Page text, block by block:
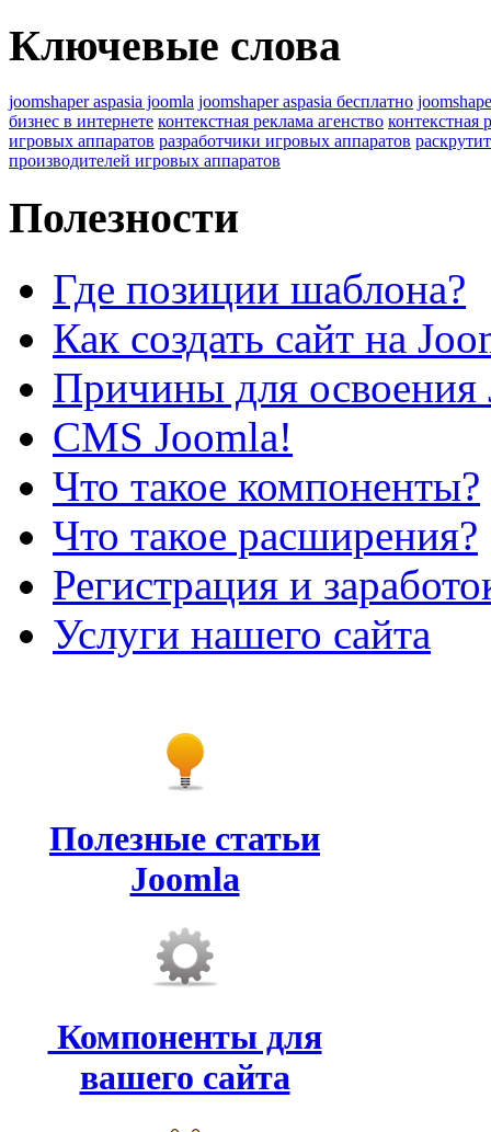
Ключевые слова
joomshaper aspasia joomla joomshaper aspasia бесплатно
бизнес в интернете контекстная реклама агенство контекстная
игровых аппаратов разработчики игровых аппаратов
производителей игровых аппаратов
Полезности
Где позиции шаблона?
Как создать сайт на
Причины для освоения
CMS Joomla!
Что такое компоненты?
Что такое расширения?
Регистрация и
Услуги нашего сайта
Полезные статьи
Joomla
Компоненты для
вашего сайта